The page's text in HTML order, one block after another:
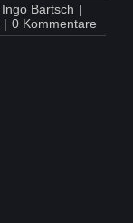
Ingo Bartsch |
| 0 Kommentareon